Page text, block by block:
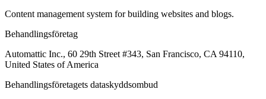
Content management system for building websites and blogs.
Behandlingsföretag
Automattic Inc., 60 29th Street #343, San Francisco, CA 94110,
United States of America
Behandlingsföretagets dataskyddsombud